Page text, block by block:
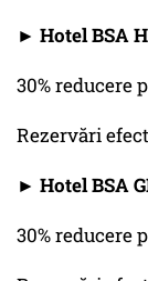
► Hotel BSA
30% reducere
Rezervări
► Hotel BSA
30% reducere